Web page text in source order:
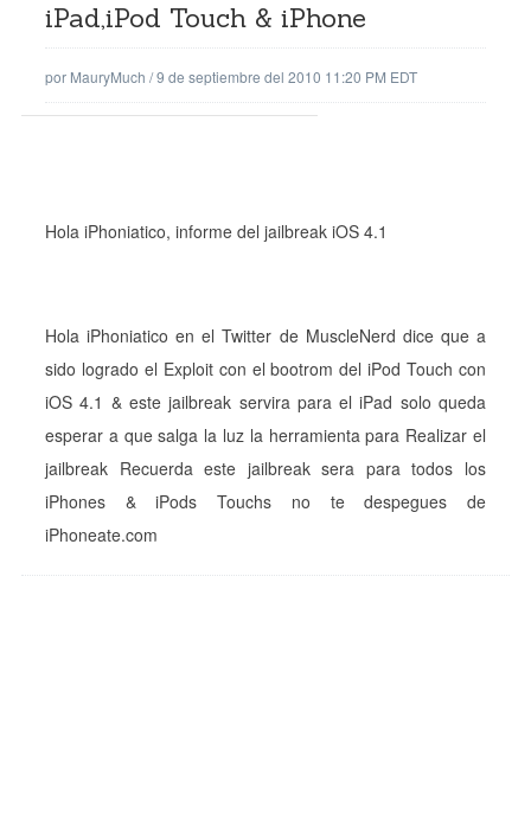
iPad,iPod Touch & iPhone
por MauryMuch /9 de septiembre del 2010 11:20 PM EDT
Hola iPhoniatico, informe del jailbreak iOS 4.1
Hola iPhoniatico en el Twitter de MuscleNerd dice que a
sido logrado el Exploit con el bootrom del iPod Touch con
iOS 4.1 & este jailbreak servira para el iPad solo queda
esperar a que salga la luz la herramienta para Realizar el
jailbreak Recuerda este jailbreak sera para todos los
iPhones & iPods Touchs no te despegues de
iPhoneate.com